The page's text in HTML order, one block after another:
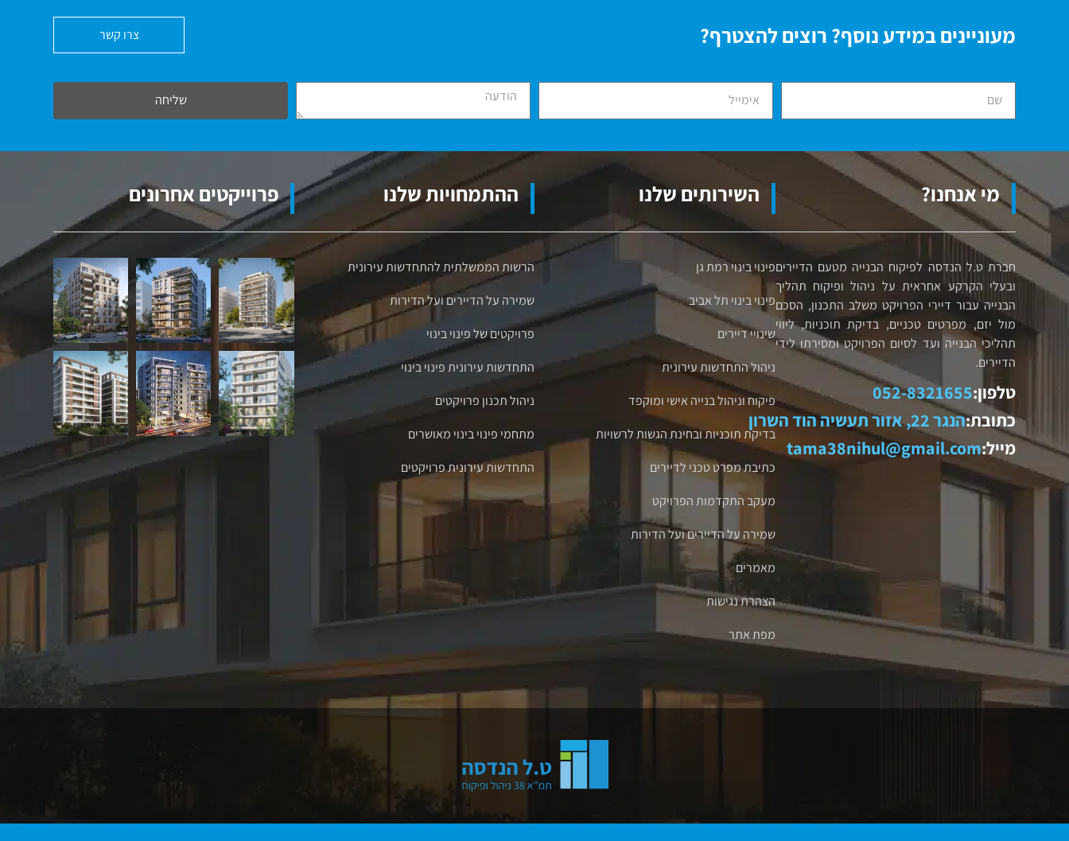
מעוניינים במידע נוסף? רוצים להצטרף? צרו קשר
שליחה
מי אנחנו?
חברת ט.ל הנדסה לפיקוח הבנייה מטעם הדיירים
ובעלי הקרקע אחראית על ניהול ופיקוח תהליך
הבנייה עבור דיירי הפרויקט משלב התכנון, הסכם
מול יזם, מפרטים טכניים, בדיקת תוכניות, ליווי
תהליכי הבנייה ועד לסיום הפרויקט ומסירתו לידי
הדיירים.
טלפון:052-8321655
כתובת:הנגר 22, אזור תעשיה הוד השרון
מייל:tama38nihul@gmail.com
השירותים שלנו
פינוי בינוי רמת גן
פינוי בינוי תל אביב
שינויי דיירים
ניהול התחדשות עירונית
פיקוח וניהול בנייה אישי ומוקפד
בדיקת תוכניות ובחינת הגשות לרשויות
כתיבת מפרט טכני לדיירים
מעקב התקדמות הפרויקט
שמירה על הדיירים ועל הדירות
מאמרים
הצהרת נגישות
מפת אתר
ההתמחויות שלנו
הרשות הממשלתית להתחדשות עירונית
שמירה על הדיירים ועל הדירות
פרויקטים של פינוי בינוי
התחדשות עירונית פינוי בינוי
ניהול תכנון פרויקטים
מתחמי פינוי בינוי מאושרים
התחדשות עירונית פרויקטים
פרוייקטים אחרונים